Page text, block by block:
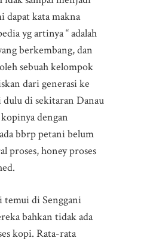
dapat kata makna
yg artinya “ adalah
berkembang, dan
sebuah kelompok
dari generasi ke
dulu di sekitaran Danau
dengan
bbrp petani belum
proses, honey proses
temui di Senggani
bahkan tidak ada
kopi. Rata-rata